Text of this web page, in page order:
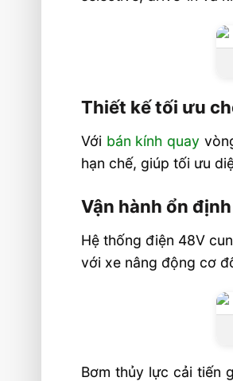
Thiết kế tối ưu
Với bán kính quay
hạn chế, giúp tối ưu
Vận hành ổn
Hệ thống điện 48V
với xe nâng động cơ
Bơm thủy lực cải tiến